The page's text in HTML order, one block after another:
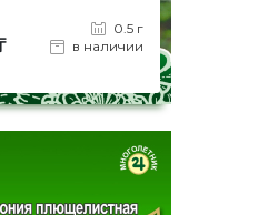
0.5 г
в наличии
товара